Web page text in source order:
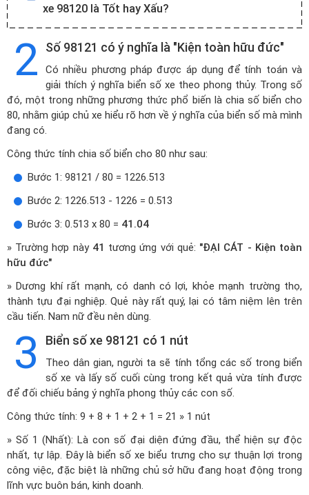
xe 98120 là Tốt hay Xấu?
2 Số 98121 có ý nghĩa là "Kiện toàn hữu đức"
Có nhiều phương pháp được áp dụng để tính toán và
giải thích ý nghĩa biển số xe theo phong thủy. Trong số
đó, một trong những phương thức phổ biến là chia số biển cho
80, nhằm giúp chủ xe hiểu rõ hơn về ý nghĩa của biển số mà mình
đang có.
Công thức tính chia số biển cho 80 như sau:
Bước 1: 98121 / 80 = 1226.513
Bước 2: 1226.513 - 1226 = 0.513
Bước 3: 0.513 x 80 = 41.04
» Trường hợp này 41 tương ứng với quẻ: "ĐẠI CÁT - Kiện toàn
hữu đức"
» Dương khí rất mạnh, có danh có lợi, khỏe mạnh trường thọ,
thành tựu đại nghiệp. Quẻ này rất quý, lại có tâm niệm lên trên
cầu tiến. Nam nữ đều nên dùng.
3 Biển số xe 98121 có 1 nút
Theo dân gian, người ta sẽ tính tổng các số trong biển
số xe và lấy số cuối cùng trong kết quả vừa tính được
để đối chiếu bảng ý nghĩa phong thủy các con số.
Công thức tính: 9 + 8 + 1 + 2 + 1 = 21 » 1 nút
» Số 1 (Nhất): Là con số đại diện đứng đầu, thể hiện sự độc
nhất, tự lập. Đây là biển số xe biểu trưng cho sự thuận lợi trong
công việc, đặc biệt là những chủ sở hữu đang hoạt động trong
lĩnh vực buôn bán, kinh doanh.